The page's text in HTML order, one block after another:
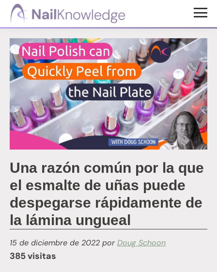
Saltar
principal
Saltar
de
página
Conocimientos
de
uñas
Una razón común por la que
el esmalte de uñas puede
despegarse rápidamente de
la lámina ungueal
15 de diciembre de 2022 porDoug Schoon
385 visitas